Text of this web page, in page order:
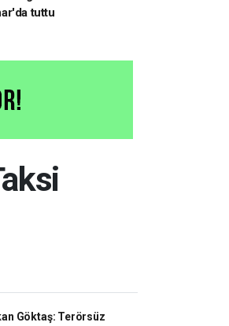
tuttu
Göktaş: Terörsüz